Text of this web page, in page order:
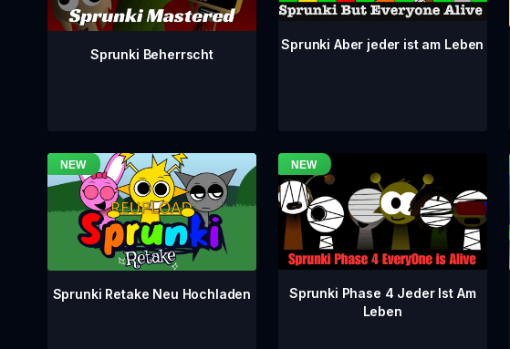
Sprunki Beherrscht
Sprunki Aber jeder ist am Leben
Sprunki Retake Neu Hochladen
Sprunki Phase 4 Jeder Ist Am
Leben